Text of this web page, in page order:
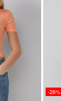
-26%